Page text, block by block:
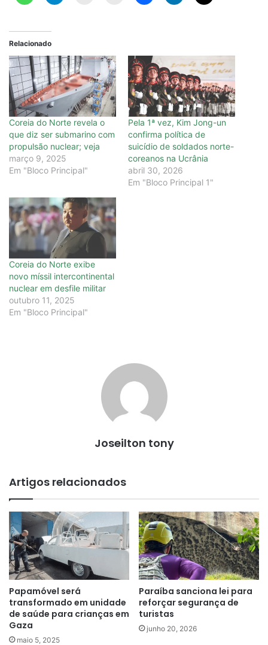
Relacionado
Coreia do Norte revela o
que diz ser submarino com
propulsão nuclear; veja
março 9, 2025
Em "Bloco Principal"
Pela 1ª vez, Kim Jong-un
confirma política de
suicídio de soldados norte-
coreanos na Ucrânia
abril 30, 2026
Em "Bloco Principal 1"
Coreia do Norte exibe
novo míssil intercontinental
nuclear em desfile militar
outubro 11, 2025
Em "Bloco Principal"
Joseilton tony
Artigos relacionados
Papamóvel será
transformado em unidade
de saúde para crianças em
Gaza
maio 5, 2025
Paraíba sanciona lei para
reforçar segurança de
turistas
junho 20, 2026